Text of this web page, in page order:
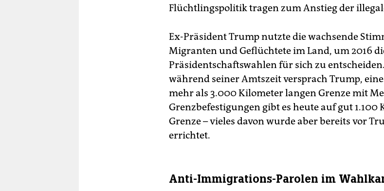
Flüchtlingspolitik tragen zum Anstieg der
Ex-Präsident Trump nutzte die wachsende
Migranten und Geflüchtete im Land, um 2016
Präsidentschaftswahlen für sich zu
während seiner Amtszeit versprach Trump,
mehr als 3.000 Kilometer langen Grenze mit
Grenzbefestigungen gibt es heute auf gut
Grenze – vieles davon wurde aber bereits vor
errichtet.
Anti-Immigrations-Parolen im